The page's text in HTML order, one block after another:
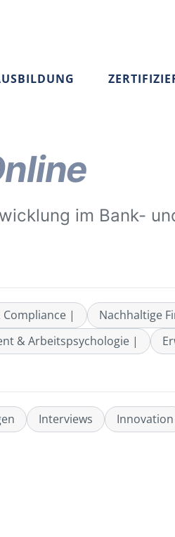
im Bank-
| Nachhaltige
& Arbeitspsychologie |
Interviews Innovation